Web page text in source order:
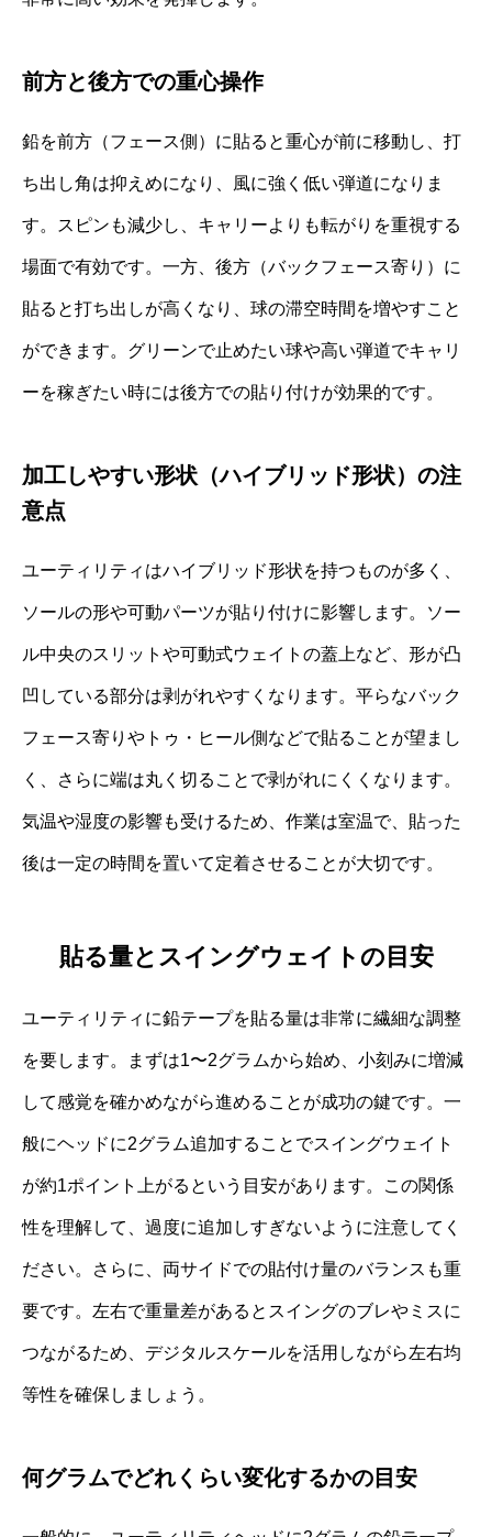
前方と後方での重心操作
鉛を前方（フェース側）に貼ると重心が前に移動し、打
ち出し角は抑えめになり、風に強く低い弾道になりま
す。スピンも減少し、キャリーよりも転がりを重視する
場面で有効です。一方、後方（バックフェース寄り）に
貼ると打ち出しが高くなり、球の滞空時間を増やすこと
ができます。グリーンで止めたい球や高い弾道でキャリ
ーを稼ぎたい時には後方での貼り付けが効果的です。
加工しやすい形状（ハイブリッド形状）の注
意点
ユーティリティはハイブリッド形状を持つものが多く、
ソールの形や可動パーツが貼り付けに影響します。ソー
ル中央のスリットや可動式ウェイトの蓋上など、形が凸
凹している部分は剥がれやすくなります。平らなバック
フェース寄りやトゥ・ヒール側などで貼ることが望まし
く、さらに端は丸く切ることで剥がれにくくなります。
気温や湿度の影響も受けるため、作業は室温で、貼った
後は一定の時間を置いて定着させることが大切です。
貼る量とスイングウェイトの目安
ユーティリティに鉛テープを貼る量は非常に繊細な調整
を要します。まずは1〜2グラムから始め、小刻みに増減
して感覚を確かめながら進めることが成功の鍵です。一
般にヘッドに2グラム追加することでスイングウェイト
が約1ポイント上がるという目安があります。この関係
性を理解して、過度に追加しすぎないように注意してく
ださい。さらに、両サイドでの貼付け量のバランスも重
要です。左右で重量差があるとスイングのブレやミスに
つながるため、デジタルスケールを活用しながら左右均
等性を確保しましょう。
何グラムでどれくらい変化するかの目安